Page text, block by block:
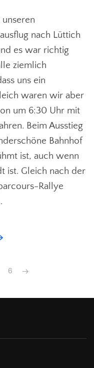
nach Lüttich
es war richtig
ziemlich
uns ein
waren wir aber
um 6:30 Uhr mit
Beim Ausstieg
Bahnhof
ist, auch wenn
ist. Gleich nach der
Rallye
6